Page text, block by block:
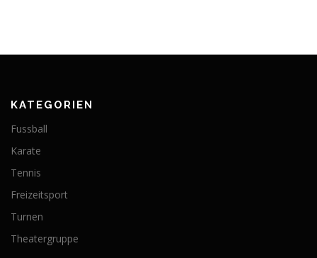
KATEGORIEN
Fussball
Karate
Tennis
Freizeitsport
Turnen
Theatergruppe